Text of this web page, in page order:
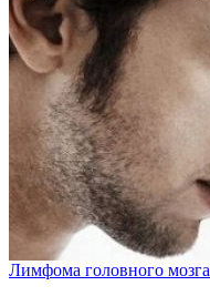
Лимфома головного мозга